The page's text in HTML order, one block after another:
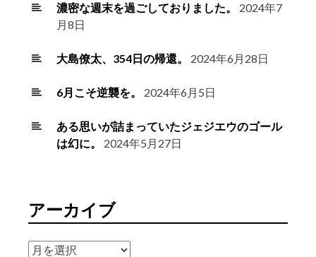
濃密な週末を過ごしておりました。
2024年7
月8日
大島僚太、354日の帰還。 2024年6月28日
6月こそ逆襲を。 2024年6月5日
ある思いが詰まっていたジェジエウのゴール
は幻に。
2024年5月27日
アーカイブ
ア